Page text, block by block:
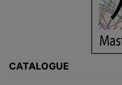
CATALOGUE